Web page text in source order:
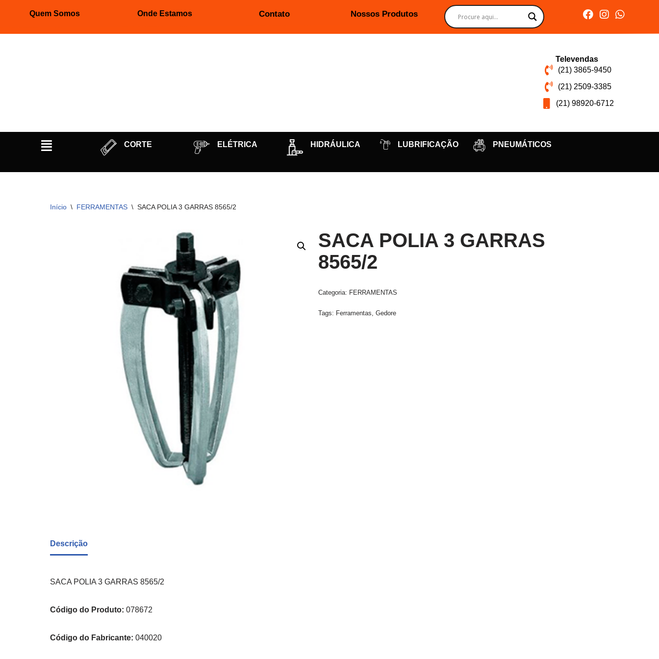
Quem Somos Onde Estamos Contato Nossos Produtos
Televendas
(21) 3865-9450
(21) 2509-3385
(21) 98920-6712
CORTE ELÉTRICA HIDRÁULICA LUBRIFICAÇÃO PNEUMÁTICOS
Início \ FERRAMENTAS \ SACA POLIA 3 GARRAS 8565/2
SACA POLIA 3 GARRAS
8565/2
Categoria: FERRAMENTAS
Tags: Ferramentas,Gedore
Descrição
SACA POLIA 3 GARRAS 8565/2
Código do Produto: 078672
Código do Fabricante: 040020